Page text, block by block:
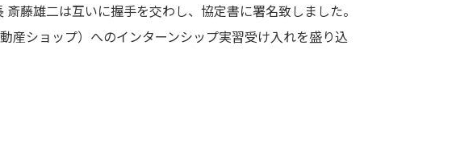
藤雄二は互いに握手を交わし、協定書に署名致しました。
産ショップ）へのインターンシップ実習受け入れを盛り込